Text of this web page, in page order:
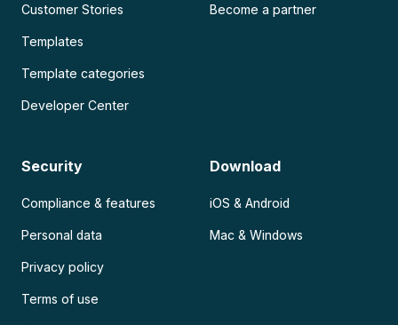
Customer Stories
Templates
Template categories
Developer Center
Become a partner
Security
Compliance & features
Personal data
Privacy policy
Terms of use
Download
iOS & Android
Mac & Windows